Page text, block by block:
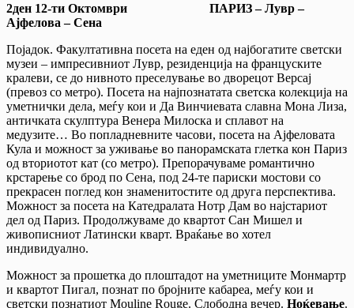
2ден 12-ти Октомври ПАРИЗ – Лувр –
Ајфелова – Сена
Појадок. Факултативна посета на еден од најбогатите светски
музеи – импресивниот Лувр, резиденција на француските
кралеви, се до нивното преселување во дворецот Версај
(превоз со метро). Посета на најпознатата светска колекција на
уметнички дела, меѓу кои и Да Винчиевата славна Мона Лиза,
античката скулптура Венера Милоска и сплавот на
медузите… Во попладневните часови, посета на Ајфеловата
Кула и можност за уживање во панорамската глетка кон Париз
од вториотот кат (со метро). Препорачуваме романтично
крстарење со брод по Сена, под 24-те париски мостови со
прекрасен поглед кон знаменитостите од друга перспектива.
Mожност за посета на Катедралата Нотр Дам во најстариот
дел од Париз. Продолжуваме до квартот Сан Мишел и
живописниот Латински кварт. Враќање во хотел
индивидуално.
Можност за прошетка до плоштадот на уметниците Монмартр
и квартот Пигал, познат по бројните кабареа, меѓу кои и
светски познатиот Mouline Rouge. Слободна вечер. Ноќевање.